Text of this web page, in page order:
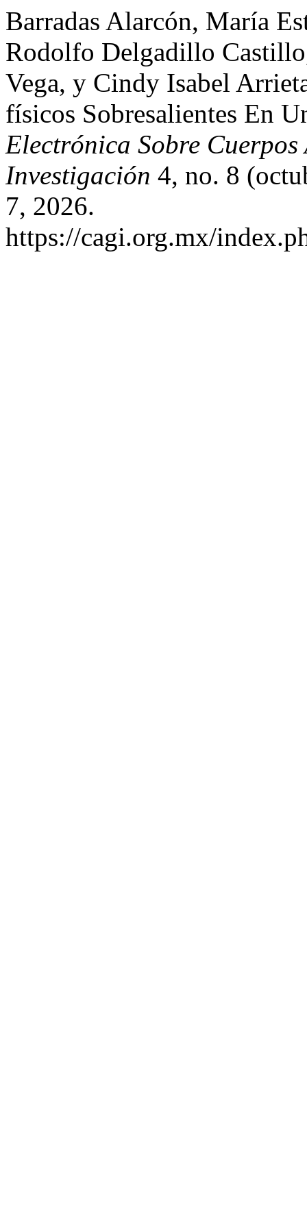
Barradas Alarcón, María
Rodolfo Delgadillo
Vega, y Cindy Isabel
físicos Sobresalientes En
Electrónica Sobre
Investigación 4, no. 8
7, 2026.
https://cagi.org.mx/